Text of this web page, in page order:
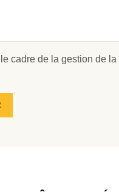
de la gestion de